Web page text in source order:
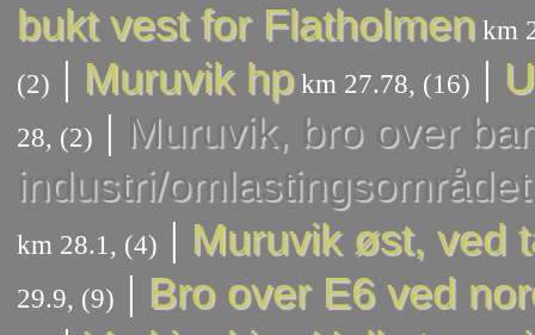
bukt vest for Flatholmen km
(2) | Muruvik hpkm 27.78, (16) |
28, (2) | Muruvik, bro over
industri/omlastingsområdet
km 28.1, (4) | Muruvik øst, ved
29.9, (9) | Bro over E6 ved